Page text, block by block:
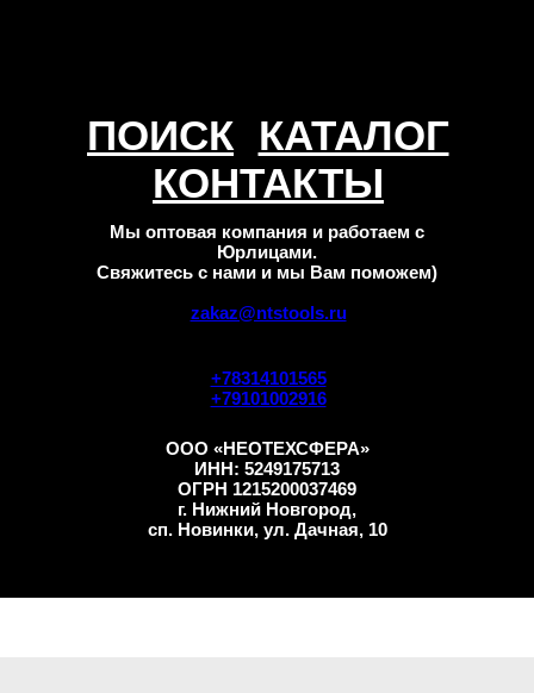
КОНТАКТЫ
ПОИСК
+78314101565
+79101002916
zakaz@ntstools.ru
КАТАЛОГ
ООО «НЕОТЕХСФЕРА»
ИНН: 5249175713
ОГРН 1215200037469
г. Нижний Новгород,
сп. Новинки, ул. Дачная, 10
Мы оптовая компания и работаем с
Юрлицами.
Свяжитесь с нами и мы Вам поможем)